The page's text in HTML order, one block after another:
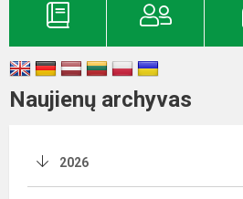
Naujienų archyvas
2026